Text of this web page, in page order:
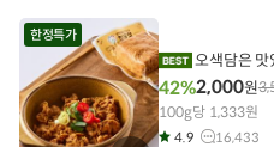
에
담
기
한정특가
오색담은
42%2,000원
100g당 1,333원
4.9 16,433